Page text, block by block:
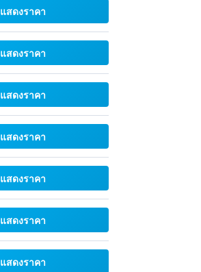
แสดงราคา
แสดงราคา
แสดงราคา
แสดงราคา
แสดงราคา
แสดงราคา
แสดงราคา